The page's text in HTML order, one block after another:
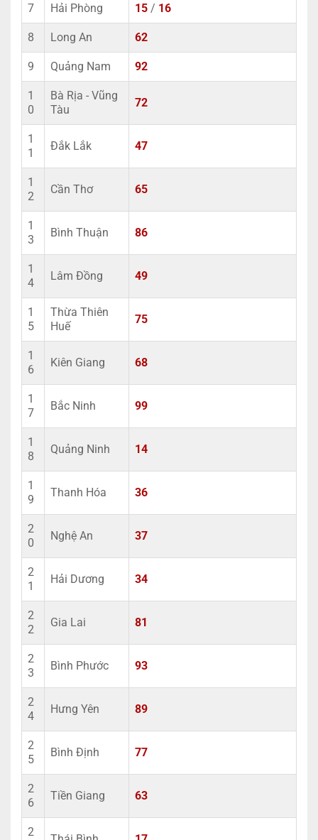
7 Hải Phòng 15 / 16
8 Long An 62
9 Quảng Nam 92
1
0
Bà Rịa - Vũng
Tàu
72
1
1
Đắk Lắk 47
1
2
Cần Thơ 65
1
3
Bình Thuận 86
1
4
Lâm Đồng 49
1
5
Thừa Thiên
Huế
75
1
6
Kiên Giang 68
1
7
Bắc Ninh 99
1
8
Quảng Ninh 14
1
9
Thanh Hóa 36
2
0
Nghệ An 37
2
1
Hải Dương 34
2
2
Gia Lai 81
2
3
Bình Phước 93
2
4
Hưng Yên 89
2
5
Bình Định 77
2
6
Tiền Giang 63
2